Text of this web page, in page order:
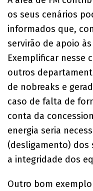
os seus cenários
informados que,
servirão de apoio
Exemplificar nesse
outros
de nobreaks e
caso de falta de
conta da
energia seria
(desligamento) dos
a integridade dos
Outro bom